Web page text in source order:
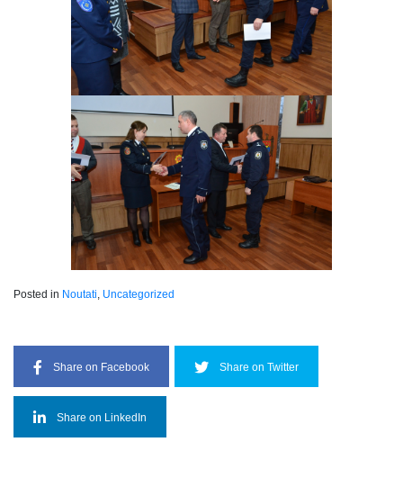
Posted in Noutati Uncategorized
Share on Facebook Share on Twitter
Share on LinkedIn